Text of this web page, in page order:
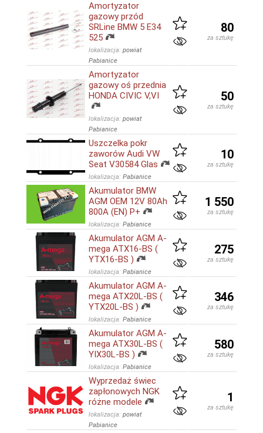
Amortyzator
gazowy przód
SRLine BMW 5 E34
525
lokalizacja: powiat
Pabianice
80
za sztukę
Amortyzator
gazowy oś przednia
HONDA CIVIC V,VI
lokalizacja: powiat
Pabianice
50
za sztukę
Uszczelka pokr
zaworów Audi VW
Seat V30584 Glas
lokalizacja: Pabianice
10
za sztukę
Akumulator BMW
AGM OEM 12V 80Ah
800A (EN) P+
lokalizacja: Pabianice
1 550
za sztukę
Akumulator AGM A-
mega ATX16-BS (
YTX16-BS )
lokalizacja: Pabianice
275
za sztukę
Akumulator AGM A-
mega ATX20L-BS (
YTX20L-BS )
lokalizacja: Pabianice
346
za sztukę
Akumulator AGM A-
mega ATX30L-BS (
YIX30L-BS )
lokalizacja: Pabianice
580
za sztukę
Wyprzedaż świec
zapłonowych NGK
różne modele
lokalizacja: powiat
Pabianice
1
za sztukę